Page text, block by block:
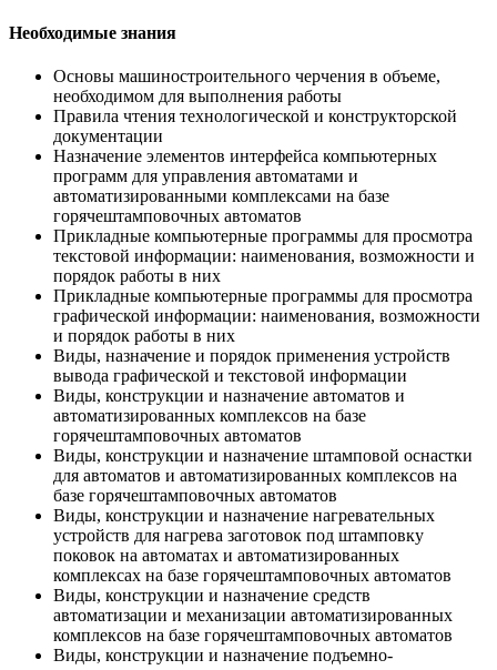
Необходимые знания
Основы машиностроительного черчения в объеме,
необходимом для выполнения работы
Правила чтения технологической и конструкторской
документации
Назначение элементов интерфейса компьютерных
программ для управления автоматами и
автоматизированными комплексами на базе
горячештамповочных автоматов
Прикладные компьютерные программы для просмотра
текстовой информации: наименования, возможности и
порядок работы в них
Прикладные компьютерные программы для просмотра
графической информации: наименования, возможности
и порядок работы в них
Виды, назначение и порядок применения устройств
вывода графической и текстовой информации
Виды, конструкции и назначение автоматов и
автоматизированных комплексов на базе
горячештамповочных автоматов
Виды, конструкции и назначение штамповой оснастки
для автоматов и автоматизированных комплексов на
базе горячештамповочных автоматов
Виды, конструкции и назначение нагревательных
устройств для нагрева заготовок под штамповку
поковок на автоматах и автоматизированных
комплексах на базе горячештамповочных автоматов
Виды, конструкции и назначение средств
автоматизации и механизации автоматизированных
комплексов на базе горячештамповочных автоматов
Виды, конструкции и назначение подъемно-